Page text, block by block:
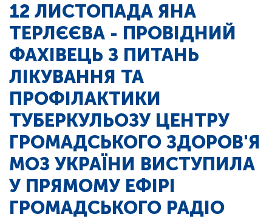
12 ЛИСТОПАДА ЯНА
ТЕРЛЄЄВА - ПРОВІДНИЙ
ФАХІВЕЦЬ З ПИТАНЬ
ЛІКУВАННЯ ТА
ПРОФІЛАКТИКИ
ТУБЕРКУЛЬОЗУ ЦЕНТРУ
ГРОМАДСЬКОГО ЗДОРОВ'Я
МОЗ УКРАЇНИ ВИСТУПИЛА
У ПРЯМОМУ ЕФІРІ
ГРОМАДСЬКОГО РАДІО